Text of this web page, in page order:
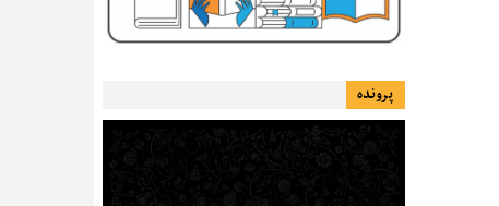
پرونده